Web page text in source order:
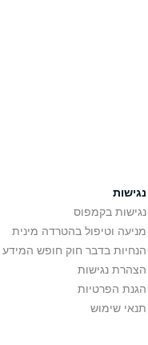
נגישות
נגישות בקמפוס
מניעה וטיפול בהטרדה מינית
הנחיות בדבר חוק חופש המידע
הצהרת נגישות
הגנת הפרטיות
תנאי שימוש